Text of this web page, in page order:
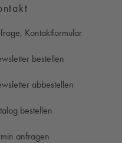
Kontaktformular
bestellen
abbestellen
bestellen
anfragen